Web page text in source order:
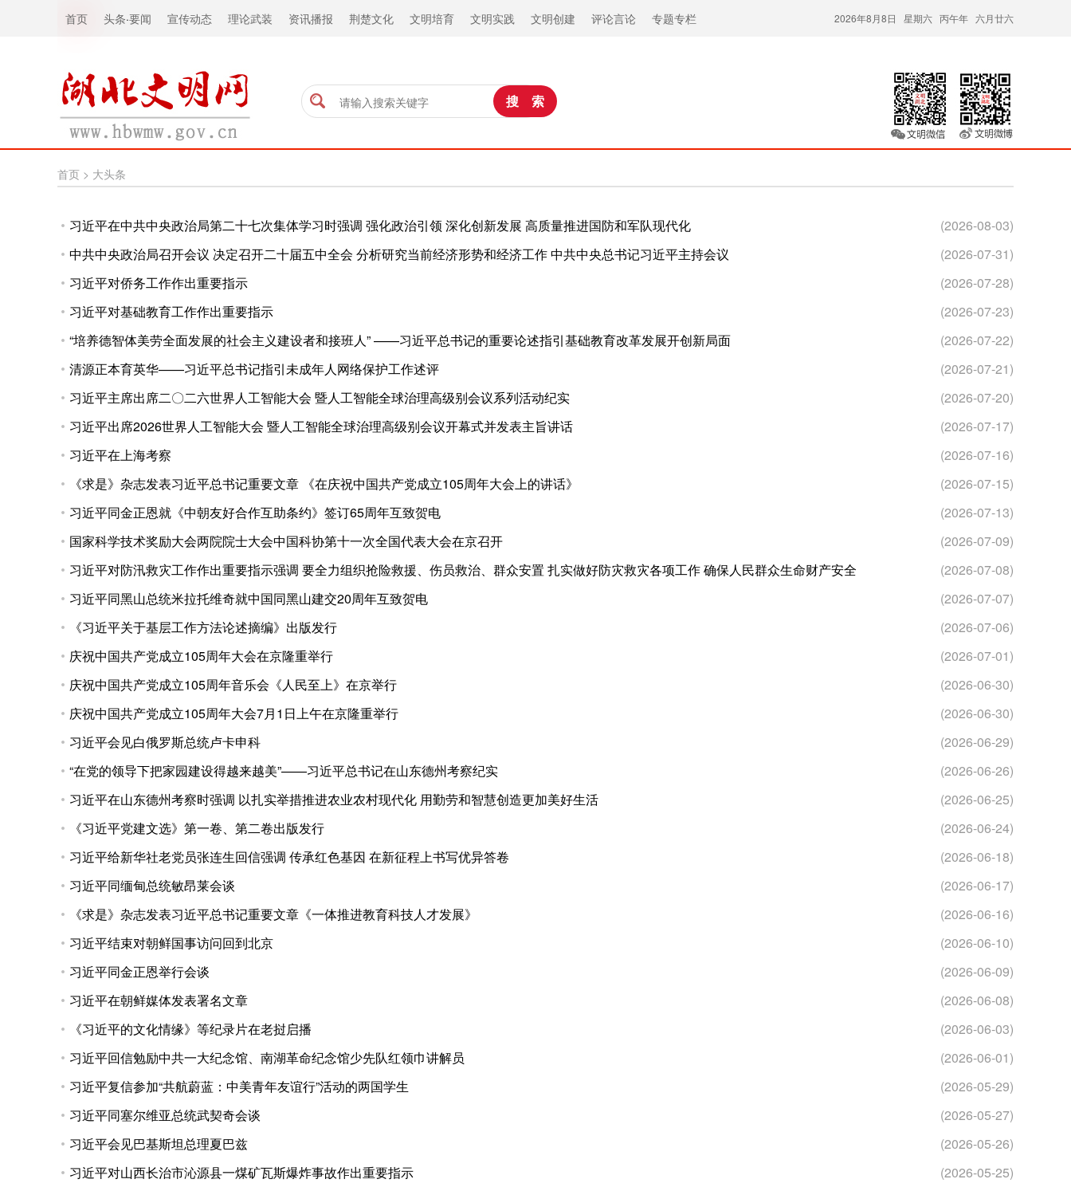
首页 头条·要闻 宣传动态 理论武装 资讯播报 荆楚文化 文明培育 文明实践 文明创建 评论言论 专题专栏 2026年8月8日 星期六 丙午年 六月廿六
首页 > 大头条
(2026-08-03)
习近平在中共中央政治局第二十七次集体学习时强调 强化政治引领 深化创新发展 高质量推进国防和军队现代化
(2026-07-31)
中共中央政治局召开会议 决定召开二十届五中全会 分析研究当前经济形势和经济工作 中共中央总书记习近平主持会议
(2026-07-28)
习近平对侨务工作作出重要指示
(2026-07-23)
习近平对基础教育工作作出重要指示
(2026-07-22)
“培养德智体美劳全面发展的社会主义建设者和接班人” ——习近平总书记的重要论述指引基础教育改革发展开创新局面
(2026-07-21)
清源正本育英华——习近平总书记指引未成年人网络保护工作述评
(2026-07-20)
习近平主席出席二〇二六世界人工智能大会 暨人工智能全球治理高级别会议系列活动纪实
(2026-07-17)
习近平出席2026世界人工智能大会 暨人工智能全球治理高级别会议开幕式并发表主旨讲话
(2026-07-16)
习近平在上海考察
(2026-07-15)
《求是》杂志发表习近平总书记重要文章 《在庆祝中国共产党成立105周年大会上的讲话》
(2026-07-13)
习近平同金正恩就《中朝友好合作互助条约》签订65周年互致贺电
(2026-07-09)
国家科学技术奖励大会两院院士大会中国科协第十一次全国代表大会在京召开
(2026-07-08)
习近平对防汛救灾工作作出重要指示强调 要全力组织抢险救援、伤员救治、群众安置 扎实做好防灾救灾各项工作 确保人民群众生命财产安全
(2026-07-07)
习近平同黑山总统米拉托维奇就中国同黑山建交20周年互致贺电
(2026-07-06)
《习近平关于基层工作方法论述摘编》出版发行
(2026-07-01)
庆祝中国共产党成立105周年大会在京隆重举行
(2026-06-30)
庆祝中国共产党成立105周年音乐会《人民至上》在京举行
(2026-06-30)
庆祝中国共产党成立105周年大会7月1日上午在京隆重举行
(2026-06-29)
习近平会见白俄罗斯总统卢卡申科
(2026-06-26)
“在党的领导下把家园建设得越来越美”——习近平总书记在山东德州考察纪实
(2026-06-25)
习近平在山东德州考察时强调 以扎实举措推进农业农村现代化 用勤劳和智慧创造更加美好生活
(2026-06-24)
《习近平党建文选》第一卷、第二卷出版发行
(2026-06-18)
习近平给新华社老党员张连生回信强调 传承红色基因 在新征程上书写优异答卷
(2026-06-17)
习近平同缅甸总统敏昂莱会谈
(2026-06-16)
《求是》杂志发表习近平总书记重要文章《一体推进教育科技人才发展》
(2026-06-10)
习近平结束对朝鲜国事访问回到北京
(2026-06-09)
习近平同金正恩举行会谈
(2026-06-08)
习近平在朝鲜媒体发表署名文章
(2026-06-03)
《习近平的文化情缘》等纪录片在老挝启播
(2026-06-01)
习近平回信勉励中共一大纪念馆、南湖革命纪念馆少先队红领巾讲解员
(2026-05-29)
习近平复信参加“共航蔚蓝：中美青年友谊行”活动的两国学生
(2026-05-27)
习近平同塞尔维亚总统武契奇会谈
(2026-05-26)
习近平会见巴基斯坦总理夏巴兹
(2026-05-25)
习近平对山西长治市沁源县一煤矿瓦斯爆炸事故作出重要指示